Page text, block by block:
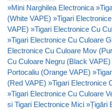
»Mini Narghilea Electronica »
(White VAPE) »Tigari
VAPE) »Tigari Electronice Cu
»Tigari Electronice Cu Culoare
Electronice Cu Culoare Mov
Cu Culoare Negru (Black VAPE)
Portocaliu (Orange VAPE) »
(Red VAPE) »Tigari Electronice
»Tigari Electronice Cu Culoare
si Tigari Electronice Mici »Țigări